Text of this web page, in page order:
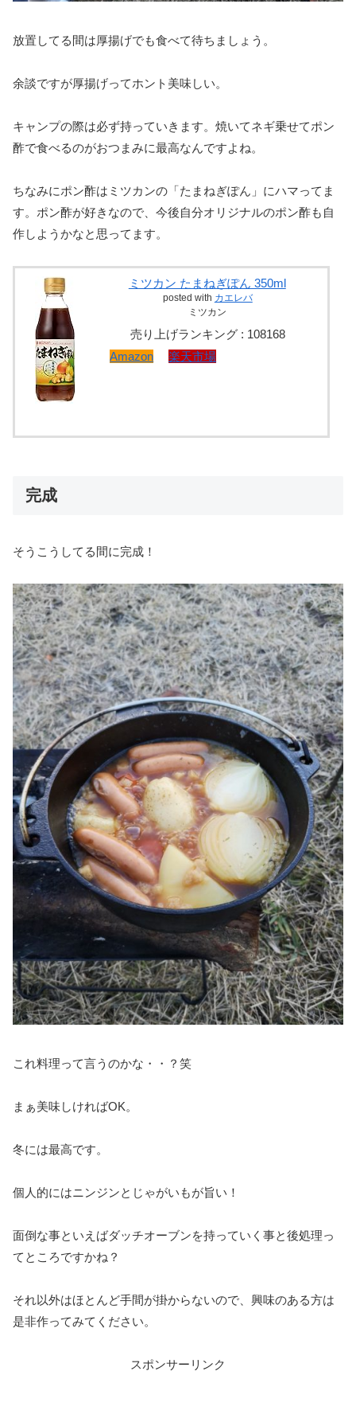
放置してる間は厚揚げでも食べて待ちましょう。
余談ですが厚揚げってホント美味しい。
キャンプの際は必ず持っていきます。焼いてネギ乗せてポン
酢で食べるのがおつまみに最高なんですよね。
ちなみにポン酢はミツカンの「たまねぎぽん」にハマってま
す。ポン酢が好きなので、今後自分オリジナルのポン酢も自
作しようかなと思ってます。
ミツカン たまねぎぽん 350ml
posted with カエレバ
ミツカン
売り上げランキング : 108168
Amazon
楽天市場
完成
そうこうしてる間に完成！
これ料理って言うのかな・・？笑
まぁ美味しければOK。
冬には最高です。
個人的にはニンジンとじゃがいもが旨い！
面倒な事といえばダッチオーブンを持っていく事と後処理っ
てところですかね？
それ以外はほとんど手間が掛からないので、興味のある方は
是非作ってみてください。
スポンサーリンク